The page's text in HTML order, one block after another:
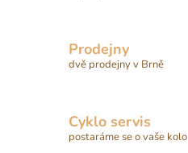
Prodejny
dvě prodejny v Brně
Cyklo servis
postaráme se o vaše kolo